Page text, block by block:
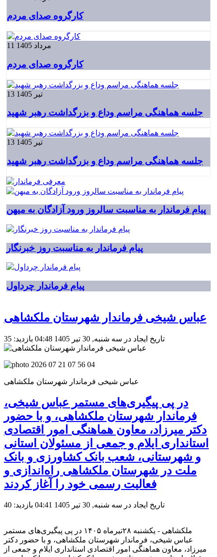
کارگروه صدای مردم
11 مرداد 1405
کارگروه صدای مردم
13 تیر 1405
جلسه هماهنگی مراسم وداع و بزرگداشت رهبر شهید
13 تیر 1405
جلسه هماهنگی مراسم وداع و بزرگداشت رهبر شهید
پیام فرماندار به مناسبت سالروز ورود آزادگان به میهن
پیام فرماندار به مناسبت روز خبرنگار
پیام فرماندار چرداول
عباس شیخی فرماندار شهرستان ملکشاهی
تاریخ ایجاد در سه شنبه, 30 تیر 1405 04:48 بازدید: 35
عباس شیخی فرماندار شهرستان ملکشاهی
در پی پیگیری‌های مستمر عباس شیخی،
فرماندار شهرستان ملکشاهی، و با حضور
دکتر میرزاد، معاون هماهنگی امور اقتصادی
استانداری ایلام و جمعی از مسئولان استانی
و شهرستانی، شعب بانک کشاورزی و بانک
ملت در شهرستان ملکشاهی راه‌اندازی و
فعالیت رسمی خود را آغاز کردند
تاریخ ایجاد در سه شنبه, 30 تیر 1405 04:41 بازدید: 40
ملکشاهی - یکشنبه ۲۸تیرماه ۱۴۰۵ در پی پیگیری‌های مستمر
عباس شیخی، فرماندار شهرستان ملکشاهی، و با حضور دکتر
میرزاد، معاون هماهنگی امور اقتصادی استانداری ایلام و جمعی از